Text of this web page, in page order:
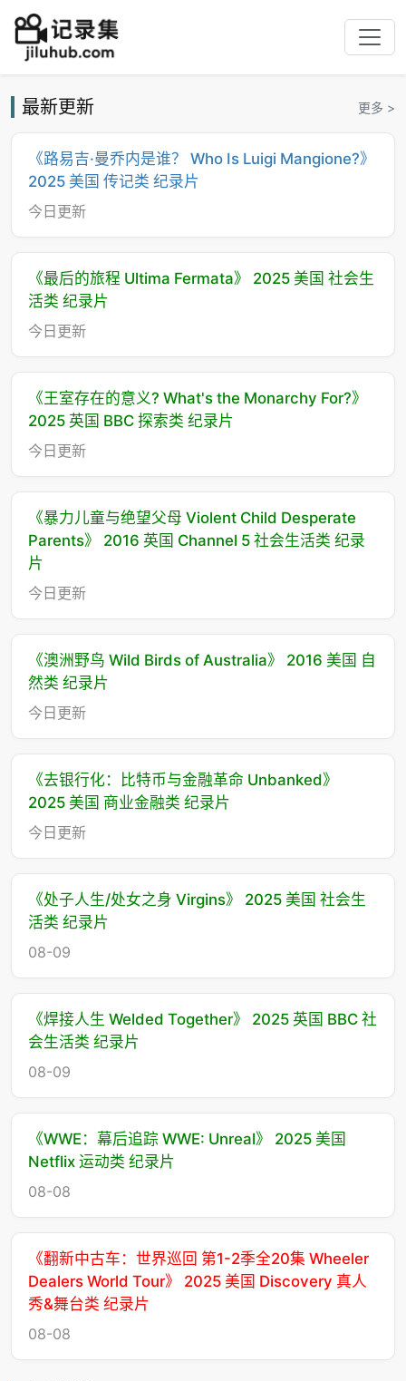
最新更新 更多 >
《路易吉·曼乔内是谁？ Who Is Luigi Mangione?》
2025 美国 传记类 纪录片
今日更新
《最后的旅程 Ultima Fermata》 2025 美国 社会生
活类 纪录片
今日更新
《王室存在的意义? What's the Monarchy For?》
2025 英国 BBC 探索类 纪录片
今日更新
《暴力儿童与绝望父母 Violent Child Desperate
Parents》 2016 英国 Channel 5 社会生活类 纪录
片
今日更新
《澳洲野鸟 Wild Birds of Australia》 2016 美国 自
然类 纪录片
今日更新
《去银行化：比特币与金融革命 Unbanked》
2025 美国 商业金融类 纪录片
今日更新
《处子人生/处女之身 Virgins》 2025 美国 社会生
活类 纪录片
08-09
《焊接人生 Welded Together》 2025 英国 BBC 社
会生活类 纪录片
08-09
《WWE：幕后追踪 WWE: Unreal》 2025 美国
Netflix 运动类 纪录片
08-08
《翻新中古车：世界巡回 第1-2季全20集 Wheeler
Dealers World Tour》 2025 美国 Discovery 真人
秀&舞台类 纪录片
08-08